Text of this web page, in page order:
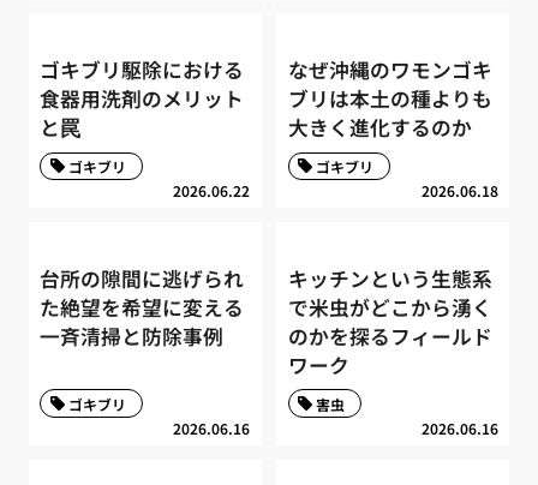
ゴキブリ駆除における
食器用洗剤のメリット
と罠
2026.06.22
ゴキブリ
なぜ沖縄のワモンゴキ
ブリは本土の種よりも
大きく進化するのか
2026.06.18
ゴキブリ
台所の隙間に逃げられ
た絶望を希望に変える
一斉清掃と防除事例
2026.06.16
ゴキブリ
キッチンという生態系
で米虫がどこから湧く
のかを探るフィールド
ワーク
2026.06.16
害虫